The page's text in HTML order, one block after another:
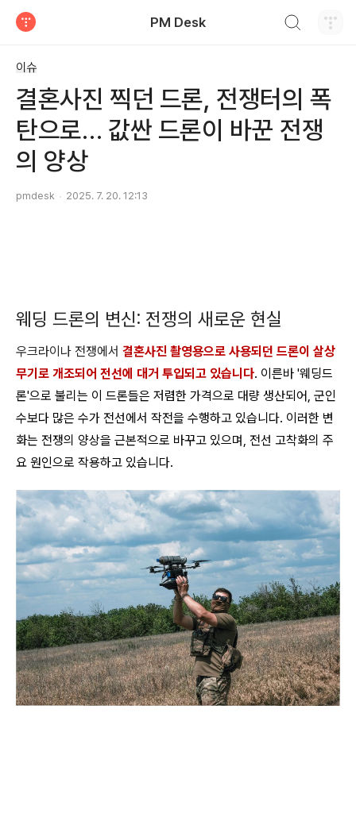
PM Desk
이슈
결혼사진 찍던 드론, 전쟁터의 폭
탄으로… 값싼 드론이 바꾼 전쟁
의 양상
pmdesk 2025. 7. 20. 12:13
웨딩 드론의 변신: 전쟁의 새로운 현실
우크라이나 전쟁에서 결혼사진 촬영용으로 사용되던 드론이 살상
무기로 개조되어 전선에 대거 투입되고 있습니다. 이른바 '웨딩드
론'으로 불리는 이 드론들은 저렴한 가격으로 대량 생산되어, 군인
수보다 많은 수가 전선에서 작전을 수행하고 있습니다. 이러한 변
화는 전쟁의 양상을 근본적으로 바꾸고 있으며, 전선 고착화의 주
요 원인으로 작용하고 있습니다.